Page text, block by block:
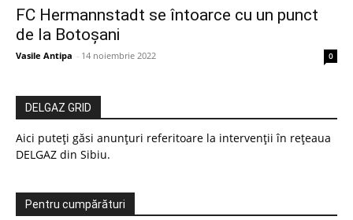
FC Hermannstadt se întoarce cu un punct
de la Botoșani
Vasile Antipa - 14 noiembrie 2022 0
DELGAZ GRID
Aici puteți găsi anunțuri referitoare la intervenții în rețeaua
DELGAZ din Sibiu.
Pentru cumpărături